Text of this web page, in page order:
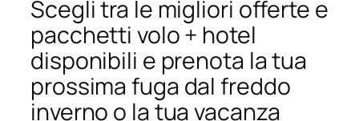
Scegli tra le migliori offerte e
pacchetti volo + hotel
disponibili e prenota la tua
prossima fuga dal freddo
inverno o la tua vacanza